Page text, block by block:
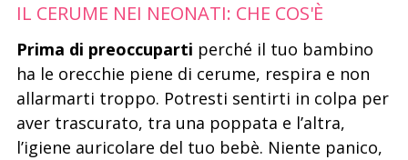
IL CERUME NEI NEONATI: CHE COS'È
Prima di preoccuparti perché il tuo bambino
ha le orecchie piene di cerume, respira e non
allarmarti troppo. Potresti sentirti in colpa per
aver trascurato, tra una poppata e l’altra,
l’igiene auricolare del tuo bebè. Niente panico,